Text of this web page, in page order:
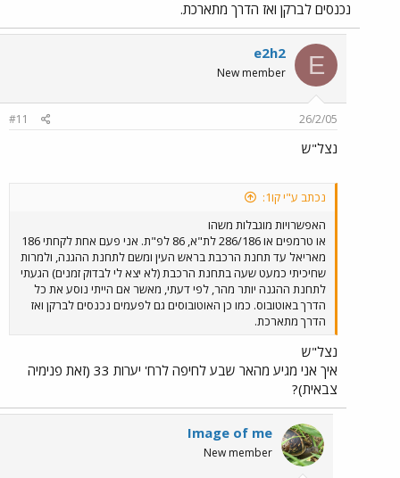
נכנסים לברקן ואז הדרך מתארכת.
E
e2h2
New member
26/2/05
#11
נצל"ש
נכתב ע"י קו1:
האפשרויות מוגבלות משהו
או טרמפים או 286/186 לת"א, 86 לפ"ת. אני פעם אחת לקחתי 186
מאריאל עד תחנת הרכבת בראש העין ומשם לתחנת ההגנה, ולמרות
שחיכיתי כמעט שעה בתחנת הרכבת (לא יצא לי לבדוק זמנים) הגעתי
לתחנת ההגנה יותר מהר, לפי דעתי, מאשר אם הייתי נוסע את כל
הדרך באוטובוס. כמו כן האוטובוסים גם לפעמים נכנסים לברקן ואז
הדרך מתארכת.
נצל"ש
איך אני מגיע מהאר שבע לחיפה לרח' יערות 33 (זאת פנימיה
צבאית)?
Image of me
New member